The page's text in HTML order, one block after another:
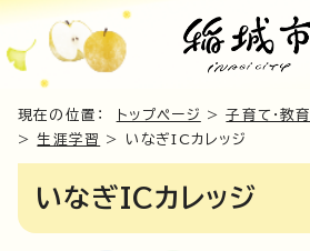
現在の位置： トップページ >子育て・教育
>生涯学習 > いなぎICカレッジ
いなぎICカレッジ